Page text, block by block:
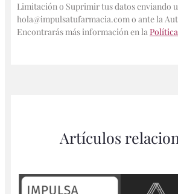
Limitación o Suprimir tus datos enviando
hola@impulsatufarmacia.com o ante la
Encontrarás más información en la
Artículos